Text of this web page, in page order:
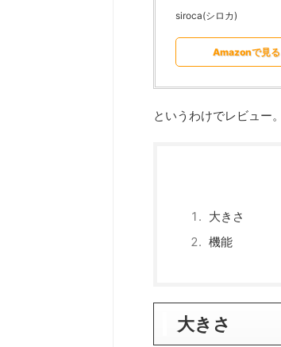
siroca(シロカ)
Amazonで見る
というわけでレビュー。
大きさ
機能
大きさ